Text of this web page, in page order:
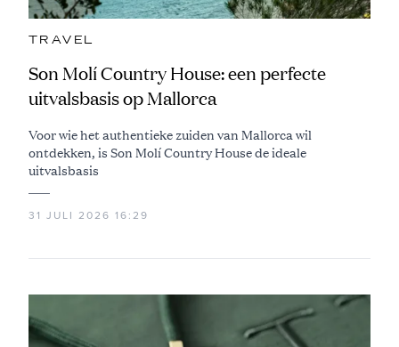
TRAVEL
Son Molí Country House: een perfecte
uitvalsbasis op Mallorca
Voor wie het authentieke zuiden van Mallorca wil
ontdekken, is Son Molí Country House de ideale
uitvalsbasis
31 JULI 2026 16:29